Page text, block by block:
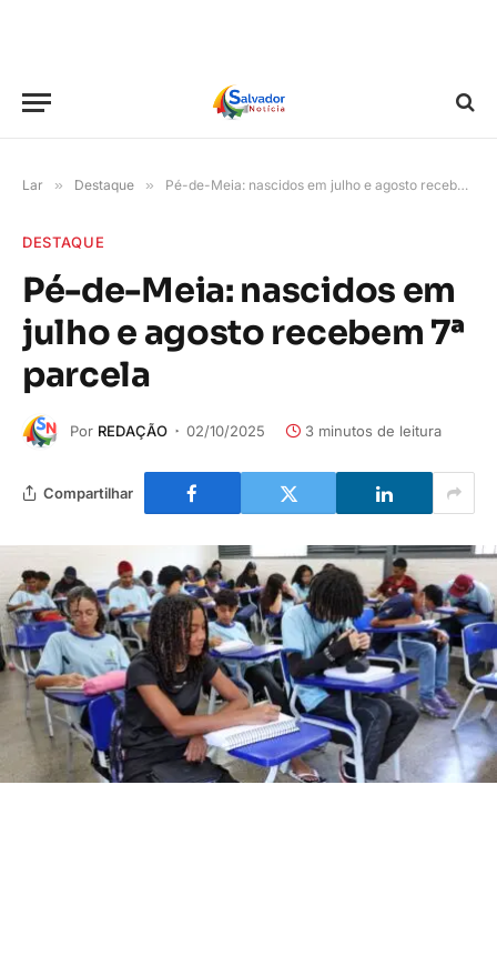
Lar » Destaque » Pé-de-Meia: nascidos em julho e agosto recebem 7ª parcela
DESTAQUE
Pé-de-Meia: nascidos em
julho e agosto recebem 7ª
parcela
Por REDAÇÃO 02/10/2025 3 minutos de leitura
Compartilhar